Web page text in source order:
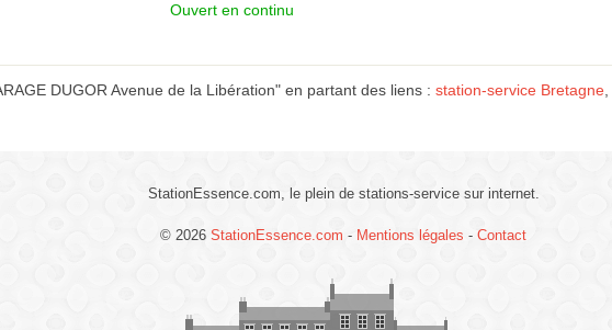
Ouvert en continu
DUGOR Avenue de la Libération" en partant des liens : station-service Bretagne
StationEssence.com, le plein de stations-service sur internet.
© 2026 StationEssence.com - Mentions légales - Contact